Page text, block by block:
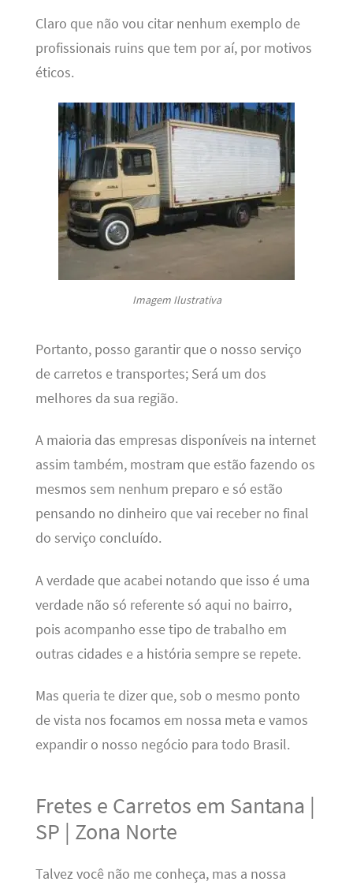
Claro que não vou citar nenhum exemplo de
profissionais ruins que tem por aí, por motivos
éticos.
Imagem Ilustrativa
Portanto, posso garantir que o nosso serviço
de carretos e transportes; Será um dos
melhores da sua região.
A maioria das empresas disponíveis na internet
assim também, mostram que estão fazendo os
mesmos sem nenhum preparo e só estão
pensando no dinheiro que vai receber no final
do serviço concluído.
A verdade que acabei notando que isso é uma
verdade não só referente só aqui no bairro,
pois acompanho esse tipo de trabalho em
outras cidades e a história sempre se repete.
Mas queria te dizer que, sob o mesmo ponto
de vista nos focamos em nossa meta e vamos
expandir o nosso negócio para todo Brasil.
Fretes e Carretos em Santana |
SP | Zona Norte
Talvez você não me conheça, mas a nossa